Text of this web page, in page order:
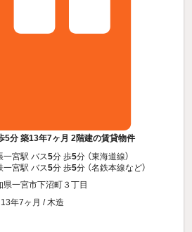
5分 築13年7ヶ月 2階建の賃貸物件
一宮駅 バス5分 歩5分 （東海道線）
一宮駅 バス5分 歩5分 （名鉄本線など）
県一宮市下沼町３丁目
年7ヶ月 / 木造